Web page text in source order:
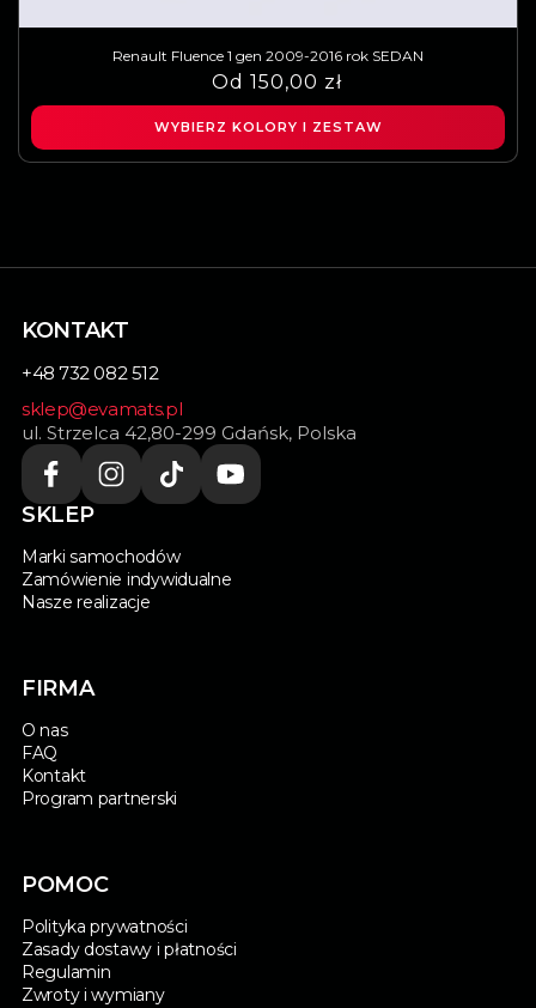
Renault Fluence 1 gen 2009-2016 rok SEDAN
Cena
regularna
Cena
sprzedaży
Od 150,00 zł
WYBIERZ KOLORY I ZESTAW
SKLEP
Marki samochodów
Zamówienie indywidualne
Nasze realizacje
FIRMA
O nas
FAQ
Kontakt
Program partnerski
POMOC
Polityka prywatności
Zasady dostawy i płatności
Regulamin
Zwroty i wymiany
KONTAKT
+48 732 082 512
sklep@evamats.pl
ul. Strzelca 42,80-299 Gdańsk, Polska